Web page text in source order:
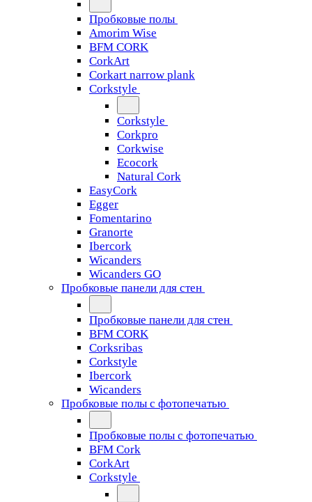
Пробковые полы
Amorim Wise
BFM CORK
CorkArt
Corkart narrow plank
Corkstyle
Corkstyle
Corkpro
Corkwise
Ecocork
Natural Cork
EasyCork
Egger
Fomentarino
Granorte
Ibercork
Wicanders
Wicanders GO
Пробковые панели для стен
Пробковые панели для стен
BFM CORK
Corksribas
Corkstyle
Ibercork
Wicanders
Пробковые полы с фотопечатью
Пробковые полы с фотопечатью
BFM Cork
CorkArt
Corkstyle